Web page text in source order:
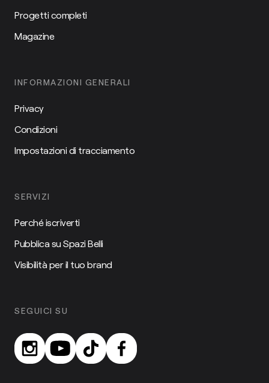
Progetti completi
Magazine
INFORMAZIONI GENERALI
Privacy
Condizioni
Impostazioni di tracciamento
SERVIZI
Perché iscriverti
Pubblica su Spazi Belli
Visibilità per il tuo brand
SEGUICI SU